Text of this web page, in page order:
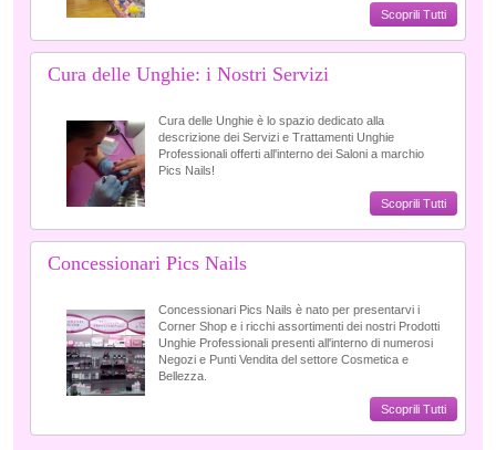
Scoprili Tutti
Cura delle Unghie: i Nostri Servizi
Cura delle Unghie è lo spazio dedicato alla
descrizione dei Servizi e Trattamenti Unghie
Professionali offerti all'interno dei Saloni a marchio
Pics Nails!
Scoprili Tutti
Concessionari Pics Nails
Concessionari Pics Nails è nato per presentarvi i
Corner Shop e i ricchi assortimenti dei nostri Prodotti
Unghie Professionali presenti all'interno di numerosi
Negozi e Punti Vendita del settore Cosmetica e
Bellezza.
Scoprili Tutti